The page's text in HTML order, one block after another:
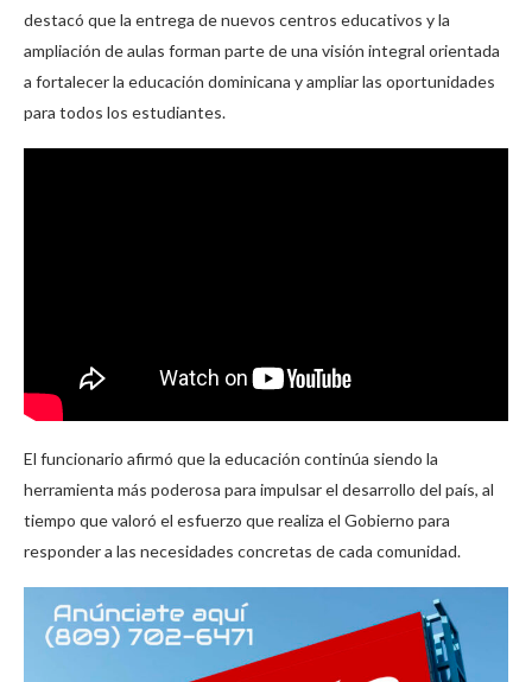
destacó que la entrega de nuevos centros educativos y la
ampliación de aulas forman parte de una visión integral orientada
a fortalecer la educación dominicana y ampliar las oportunidades
para todos los estudiantes.
El funcionario afirmó que la educación continúa siendo la
herramienta más poderosa para impulsar el desarrollo del país, al
tiempo que valoró el esfuerzo que realiza el Gobierno para
responder a las necesidades concretas de cada comunidad.